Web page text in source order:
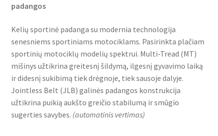
padangos
Kelių sportinė padanga su modernia technologija
senesniems sportiniams motociklams. Pasirinkta plačiam
sportinių motociklų modelių spektrui. Multi-Tread (MT)
mišinys užtikrina greitesnį šildymą, ilgesnį gyvavimo laiką
ir didesnį sukibimą tiek drėgnoje, tiek sausoje dalyje.
Jointless Belt (JLB) galinės padangos konstrukcija
užtikrina puikią aukšto greičio stabilumą ir smūgio
sugerties savybes. (automatinis vertimas)